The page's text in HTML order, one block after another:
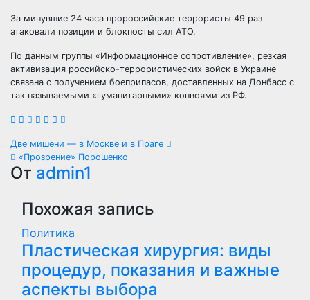
За минувшие 24 часа пророссийские террористы 49 раз
атаковали позиции и блокпосты сил АТО.
По данным группы «Информационное сопротивление», резкая
активизация российско-террористических войск в Украине
связана с получением боеприпасов, доставленных на Донбасс с
так называемыми «гуманитарными» конвоями из РФ.
Навигация
по
записям
Две мишени — в Москве и в Праге
«Прозрение» Порошенко
От admin1
Похожая запись
Политика
Пластическая хирургия: виды
процедур, показания и важные
аспекты выбора